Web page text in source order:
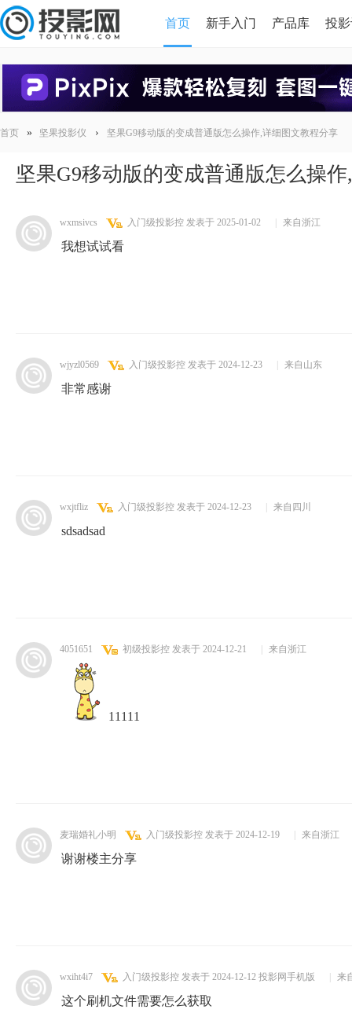
首页 新手入门 产品库 投
首页 » 坚果投影仪 › 坚果G9移动版的变成普通版怎么操作,详细图文教程分享
坚果G9移动版的变成普通版怎么操
wxmsivcs 入门级投影控 发表于 2025-01-02 来自浙江
我想试试看
wjyzl0569 入门级投影控 发表于 2024-12-23 来自山东
非常感谢
wxjtfliz 入门级投影控 发表于 2024-12-23 来自四川
sdsadsad
4051651 初级投影控 发表于 2024-12-21 来自浙江
11111
麦瑞婚礼小明 入门级投影控 发表于 2024-12-19 来自浙江
谢谢楼主分享
wxiht4i7 入门级投影控 发表于 2024-12-12 投影网手机版 来
这个刷机文件需要怎么获取